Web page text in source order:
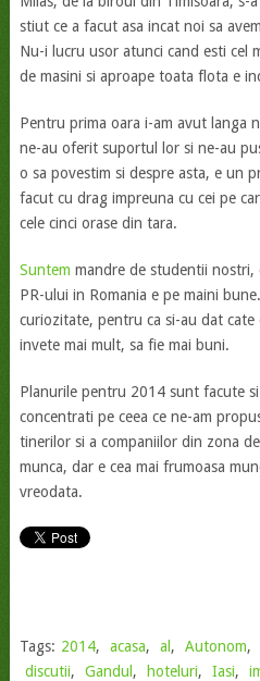
stiut ce a facut asa incat noi sa
Nu-i lucru usor atunci cand esti cel
de masini si aproape toata flota e
Pentru prima oara i-am avut langa
ne-au oferit suportul lor si ne-au
o sa povestim si despre asta, e un
facut cu drag impreuna cu cei pe
cele cinci orase din tara.
Suntem mandre de studentii nostri,
PR-ului in Romania e pe maini
curiozitate, pentru ca si-au dat
invete mai mult, sa fie mai buni.
Planurile pentru 2014 sunt facute
concentrati pe ceea ce ne-am
tinerilor si a companiilor din zona
munca, dar e cea mai frumoasa
vreodata.
Tags: 2014, acasa, al , Autonom,
discutii, Gandul , hoteluri, Iasi,